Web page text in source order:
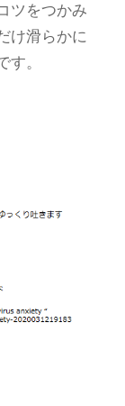
ツをつかみ
け滑らかに
。